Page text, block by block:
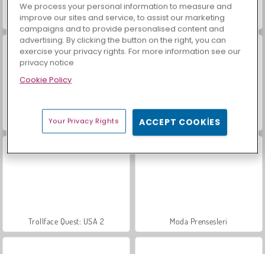
Masha and the Bear: Meadows Büyük Mahjong Eşleme
Scala 40 Farm Merge Valley
Trollface Quest: USA 2 Moda Prensesleri
We process your personal information to measure and
improve our sites and service, to assist our marketing
campaigns and to provide personalised content and
advertising. By clicking the button on the right, you can
exercise your privacy rights. For more information see our
privacy notice
Cookie Policy
Your Privacy Rights ACCEPT COOKIES